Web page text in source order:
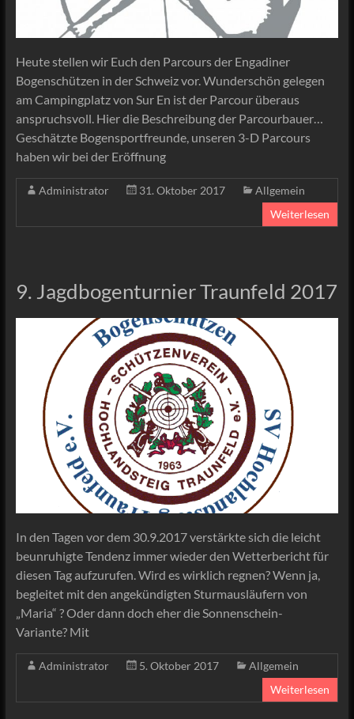
Heute stellen wir Euch den Parcours der Engadiner
Bogenschützen in der Schweiz vor. Wunderschön gelegen
am Campingplatz von Sur En ist der Parcour überaus
anspruchsvoll. Hier die Beschreibung der Parcourbauer…
Geschätzte Bogensportfreunde, unseren 3-D Parcours
haben wir bei der Eröffnung
Administrator 31. Oktober 2017
Allgemein
Weiterlesen
9. Jagdbogenturnier Traunfeld 2017
In den Tagen vor dem 30.9.2017 verstärkte sich die leicht
beunruhigte Tendenz immer wieder den Wetterbericht für
diesen Tag aufzurufen. Wird es wirklich regnen? Wenn ja,
begleitet mit den angekündigten Sturmausläufern von
„Maria“ ? Oder dann doch eher die Sonnenschein-
Variante? Mit
Administrator 5. Oktober 2017
Allgemein
Weiterlesen